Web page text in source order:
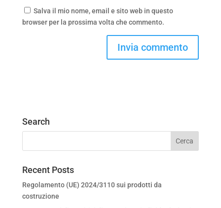
Salva il mio nome, email e sito web in questo
browser per la prossima volta che commento.
Search
Recent Posts
Regolamento (UE) 2024/3110 sui prodotti da
costruzione